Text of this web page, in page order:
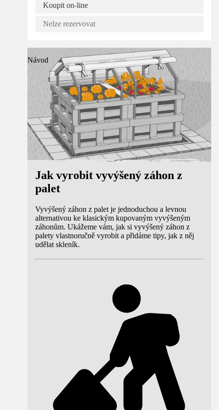
Koupit on-line
Nelze rezervovat
Návod
Jak vyrobit vyvýšený záhon z
palet
Vyvýšený záhon z palet je jednoduchou a levnou
alternativou ke klasickým kupovaným vyvýšeným
záhonům. Ukážeme vám, jak si vyvýšený záhon z
palety vlastnoručně vyrobit a přidáme tipy, jak z něj
udělat skleník.